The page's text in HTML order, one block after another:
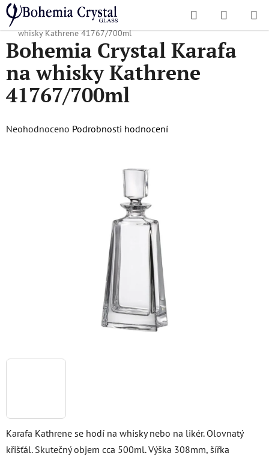
Přejít
na
obsah
Hledat
KOŠÍK
Domů
/ Oblíbené kolekce / Kathrene
Bohemia Crystal Karafa na
whisky Kathrene 41767/700ml
Karafa Kathrene se hodí na whisky nebo na likér. Olovnatý
křišťál. Skutečný objem cca 500ml. Výška 308mm, šířka
Bohemia Crystal Karafa
na whisky Kathrene
41767/700ml
Průměrné
Neohodnoceno Podrobnosti hodnocení